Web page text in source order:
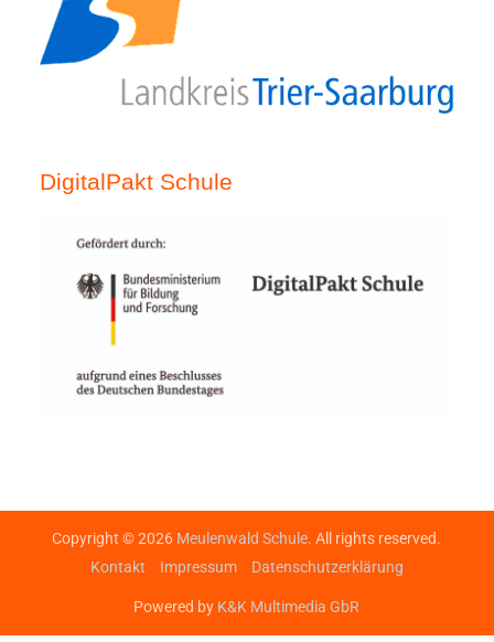
DigitalPakt Schule
Copyright © 2026 Meulenwald Schule. All rights reserved.
Kontakt
Impressum Datenschutzerklärung
Powered by K&K Multimedia GbR